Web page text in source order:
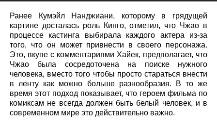
Ранее Кумэйл Нанджиани, которому в грядущей
картине досталась роль Кинго, отметил, что Чжао в
процессе кастинга выбирала каждого актера из-за
того, что он может привнести в своего персонажа.
Это, вкупе с комментариями Хайек, предполагает, что
Чжао была сосредоточена на поиске нужного
человека, вместо того чтобы просто стараться внести
в ленту как можно больше разнообразия. В то же
время этот подход показывает, что героем фильма по
комиксам не всегда должен быть белый человек, и в
современном мире это действительно важно.